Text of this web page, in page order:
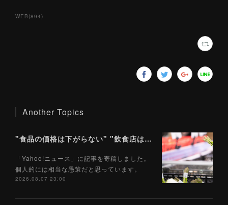
WEB (894)
Another Topics
"食品の価格は下がらない" "飲食店は客が減る" 「食料品消費税1％」で私たちの食生活はどうなるのか（Yahoo!ニュース）8/8
「Yahoo!ニュース」に記事を寄稿しました。
個人的には相当な愚策だと思っています。
2026.08.07 23:00